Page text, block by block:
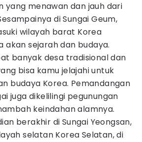
yang menawan dan jauh dari
di Sungai Geum,
wilayah barat Korea
akan sejarah dan budaya.
banyak desa tradisional dan
bisa kamu jelajahi untuk
budaya Korea. Pemandangan
juga dikelilingi pegunungan
keindahan alamnya.
berakhir di Sungai Yeongsan,
selatan Korea Selatan, di